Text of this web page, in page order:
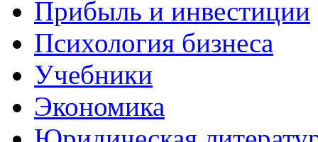
Прибыль и инвестиции
Психология бизнеса
Учебники
Экономика